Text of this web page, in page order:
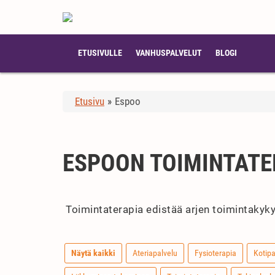
ETUSIVULLE VANHUSPALVELUT BLOGI
Etusivu » Espoo
ESPOON
Toimintaterapia edistää arjen
Näytä kaikki Ateriapalvelu Fysioterapia